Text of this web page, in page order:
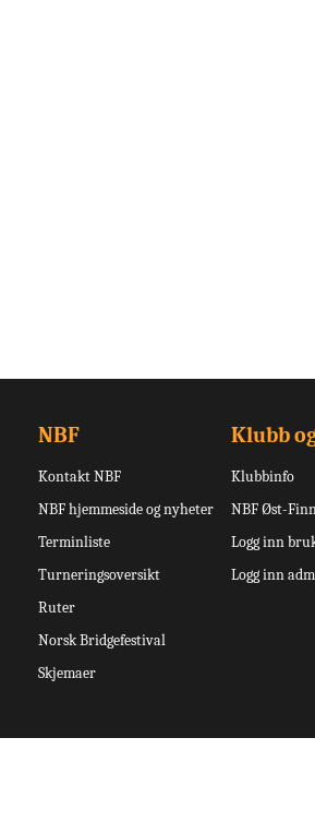
NBF
Kontakt NBF
NBF hjemmeside og nyheter
Terminliste
Turneringsoversikt
Ruter
Norsk Bridgefestival
Skjemaer
Klubb
Klubbinfo
NBF Øst-
Logg inn
Logg inn